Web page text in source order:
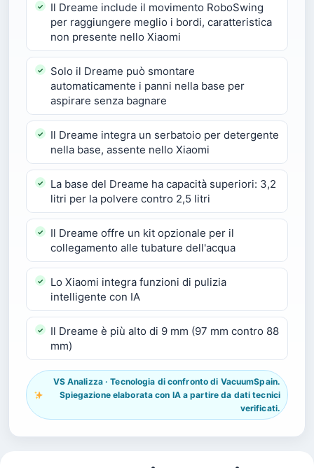
Il Dreame include il movimento RoboSwing
per raggiungere meglio i bordi, caratteristica
non presente nello Xiaomi
Solo il Dreame può smontare
automaticamente i panni nella base per
aspirare senza bagnare
Il Dreame integra un serbatoio per detergente
nella base, assente nello Xiaomi
La base del Dreame ha capacità superiori: 3,2
litri per la polvere contro 2,5 litri
Il Dreame offre un kit opzionale per il
collegamento alle tubature dell'acqua
Lo Xiaomi integra funzioni di pulizia
intelligente con IA
Il Dreame è più alto di 9 mm (97 mm contro 88
mm)
VS Analizza · Tecnologia di confronto di VacuumSpain.
Spiegazione elaborata con IA a partire da dati tecnici
verificati.